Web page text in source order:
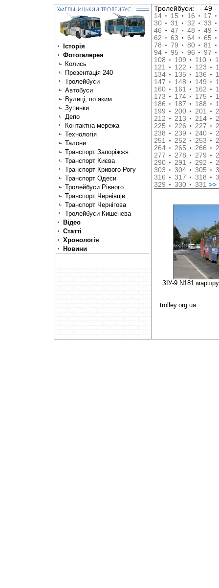
Історія
Фотогалерея
Колись
Презентація 240
Тролейбуси
Автобуси
Вулиці, по яким...
Зупинки
Депо
Контактна мережа
Технологія
Талони
Транспорт Запоріжжя
Транспорт Києва
Транспорт Кривого Рогу
Транспорт Одеси
Тролейбуси Рівного
Транспорт Чернівців
Транспорт Чернігова
Тролейбуси Кишенева
Відео
Статті
Хронологія
Новини
Тролейбуси:
- 49
14
15 16
17
30
31 32
33
46
47 48
49
62
63 64
65
78
79 80
81
94
95 96
97
108
109 110
121
122 123
134
135 136
147
148 149
160
161 162
173
174 175
186
187 188
199
200 201
212
213 214
225
226 227
238
239 240
251
252 253
264
265 266
277
278 279
290
291 292
303
304 305
316
317 318
329
330 331 >>
ЗІУ-9 N181
trolley.org.ua